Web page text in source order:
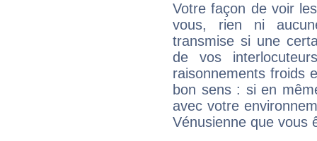
Votre façon de voir
vous, rien ni
transmise si une
de vos
raisonnements froids
bon sens : si en
avec votre
Vénusienne que vous